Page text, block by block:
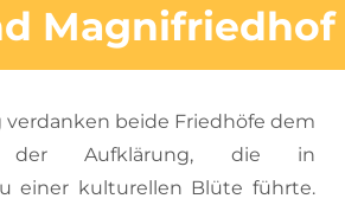
Magnifriedhof
beide Friedhöfe dem
der Aufklärung, die in
einer kulturellen Blüte führte.